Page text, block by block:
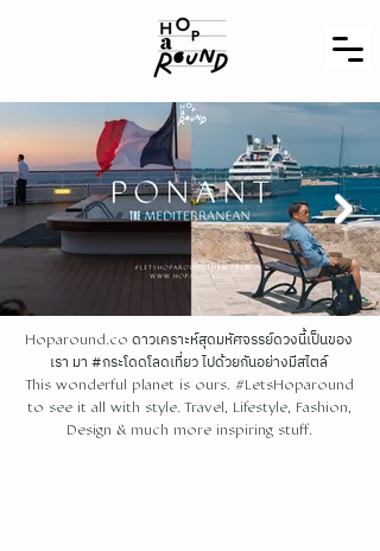
Hoparound.co ดาวเคราะห์สุดมหัศจรรย์ดวงนี้เป็นของ
เรา มา #กระโดดโลดเที่ยว ไปด้วยกันอย่างมีสไตล์
This wonderful planet is ours. #LetsHoparound
to see it all with style. Travel, Lifestyle, Fashion,
Design & much more inspiring stuff.